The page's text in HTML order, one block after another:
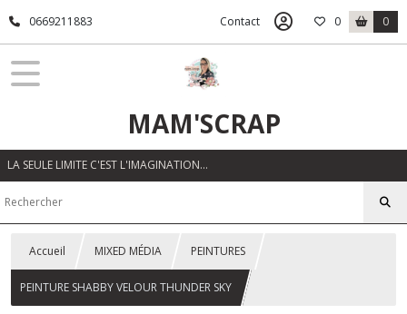
0669211883 Contact 0 0
MAM'SCRAP
LA SEULE LIMITE C'EST L'IMAGINATION…
Accueil MIXED MÉDIA PEINTURES
PEINTURE SHABBY VELOUR THUNDER SKY